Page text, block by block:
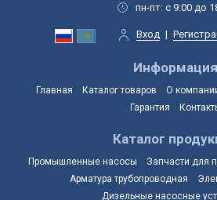
пн-пт: с 9:00 до
Вход |
Информация
Главная Каталог товаров О
Гарантия
Каталог
Промышленные насосы
Запчасти для
Арматура трубопроводная
Дизельные насосные